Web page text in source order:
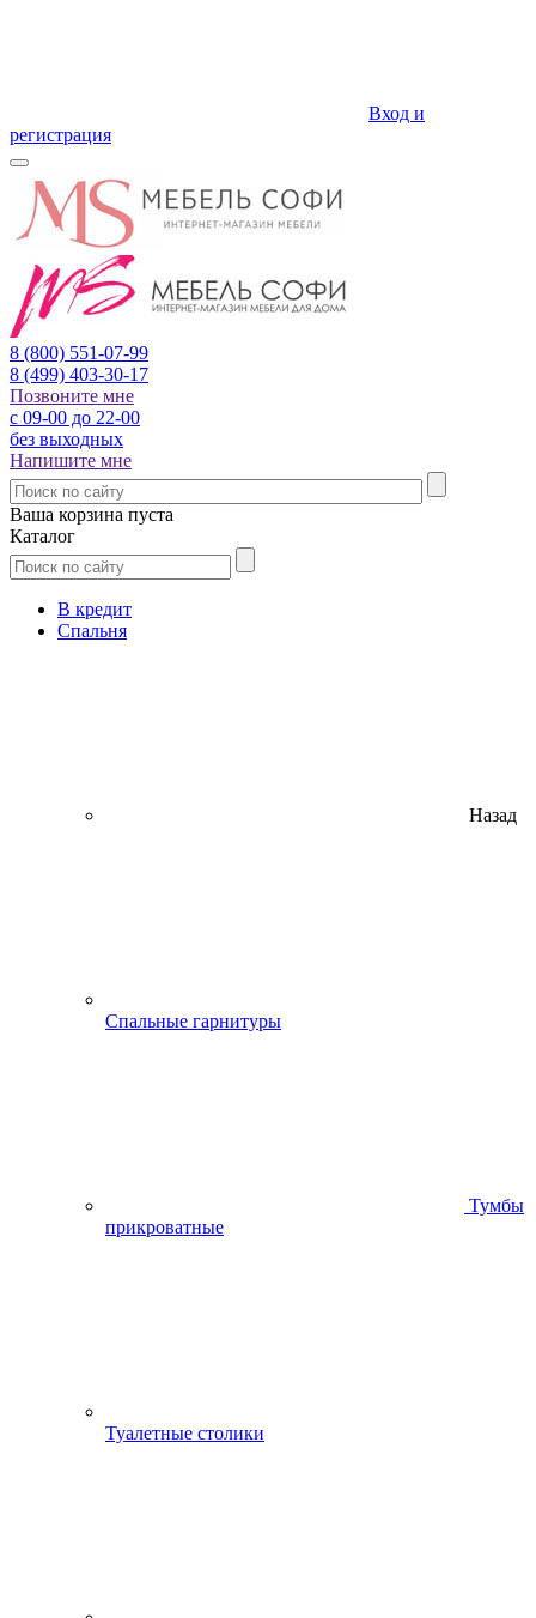
Вход и
регистрация
8 (800) 551-07-99
8 (499) 403-30-17
Позвоните мне
с 09-00 до 22-00
без выходных
Напишите мне
Ваша корзина пуста
Каталог
В кредит
Спальня
Назад
Спальные гарнитуры
Тумбы
прикроватные
Туалетные столики